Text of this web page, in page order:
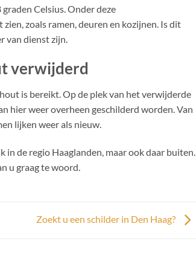
Celsius. Onder deze
zoals ramen, deuren en kozijnen. Is dit
van dienst zijn.
verwijderd
is bereikt. Op de plek van het verwijderde
hier weer overheen geschilderd worden. Van
lijken weer als nieuw.
de regio Haaglanden, maar ook daar buiten.
u graag te woord.
Zoekt u een schilder in Den Haag?